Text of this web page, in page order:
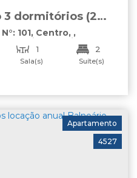
3 dormitórios (2
N°: 101, Centro ,
Catarina Brasil
1
Sala(s)
2
Suíte(s)
4527
Apartamento